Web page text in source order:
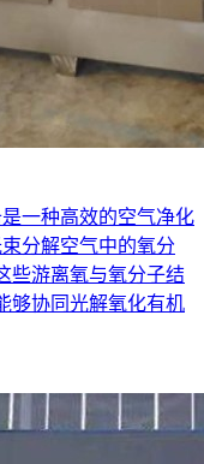
一种高效的空气净化
分解空气中的氧分
些游离氧与氧分子结
够协同光解氧化有机